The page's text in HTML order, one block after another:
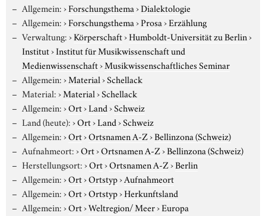
Allgemein:›Forschungsthema›Dialektologie
Allgemein:›Forschungsthema›Prosa›Erzählung
Verwaltung:›Körperschaft›Humboldt-Universität zu Berlin›
Institut›Institut für Musikwissenschaft und
Medienwissenschaft›Musikwissenschaftliches Seminar
Allgemein:›Material›Schellack
Material:›Material›Schellack
Allgemein:›Ort›Land›Schweiz
Land (heute):›Ort›Land›Schweiz
Allgemein:›Ort›Ortsnamen A-Z›Bellinzona (Schweiz)
Aufnahmeort:›Ort›Ortsnamen A-Z›Bellinzona (Schweiz)
Herstellungsort:›Ort›Ortsnamen A-Z›Berlin
Allgemein:›Ort›Ortstyp›Aufnahmeort
Allgemein:›Ort›Ortstyp›Herkunftsland
Allgemein:›Ort›Weltregion/ Meer›Europa